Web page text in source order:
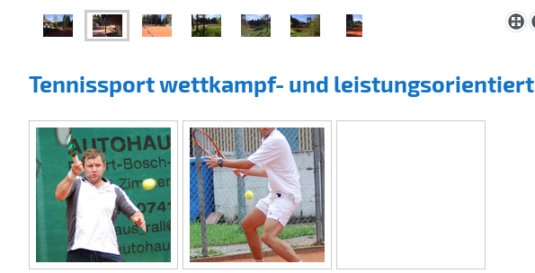
Tennissport wettkampf- und leistungsorientiert